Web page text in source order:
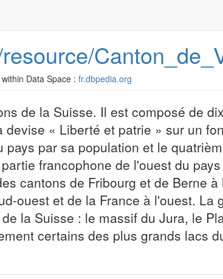
within Data Space : fr.dbpedia.org
de la Suisse. Il est composé de
« Liberté et patrie » sur un
par sa population et le
francophone de l'ouest du
cantons de Fribourg et de Berne
ouest et de la France à l'ouest. La
la Suisse : le massif du Jura, le
certains des plus grands lacs